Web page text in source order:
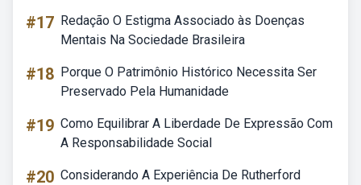
#17 Redação O Estigma Associado às Doenças
Mentais Na Sociedade Brasileira
#18 Porque O Patrimônio Histórico Necessita Ser
Preservado Pela Humanidade
#19 Como Equilibrar A Liberdade De Expressão Com
A Responsabilidade Social
#20 Considerando A Experiência De Rutherford